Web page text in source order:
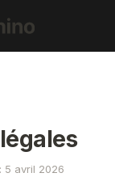
5 avril 2026